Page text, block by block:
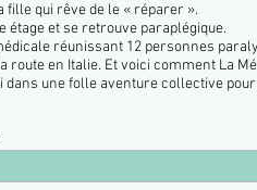
fille qui rêve de le « réparer ».
étage et se retrouve paraplégique.
réunissant 12 personnes
route en Italie. Et voici comment La
dans une folle aventure collective